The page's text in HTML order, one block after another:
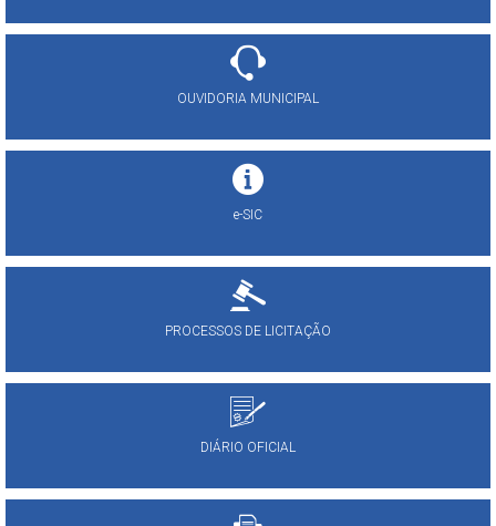
OUVIDORIA MUNICIPAL
e-SIC
PROCESSOS DE LICITAÇÃO
DIÁRIO OFICIAL